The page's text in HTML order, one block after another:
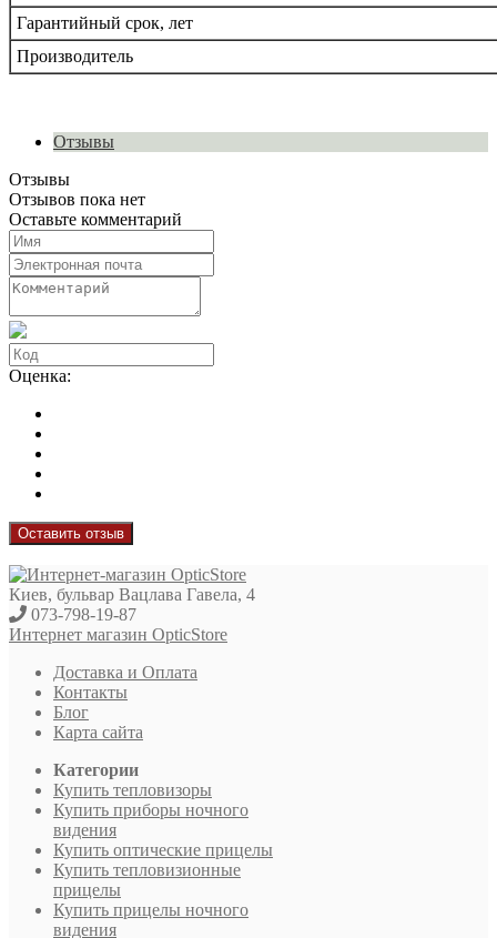
Гарантийный срок, лет
Производитель
Отзывы
Отзывы
Отзывов пока нет
Оставьте комментарий
Оценка:
Оставить отзыв
Киев, бульвар Вацлава Гавела, 4
073-798-19-87
Интернет магазин OpticStore
Доставка и Оплата
Контакты
Блог
Карта сайта
Категории
Купить тепловизоры
Купить приборы ночного
видения
Купить оптические прицелы
Купить тепловизионные
прицелы
Купить прицелы ночного
видения